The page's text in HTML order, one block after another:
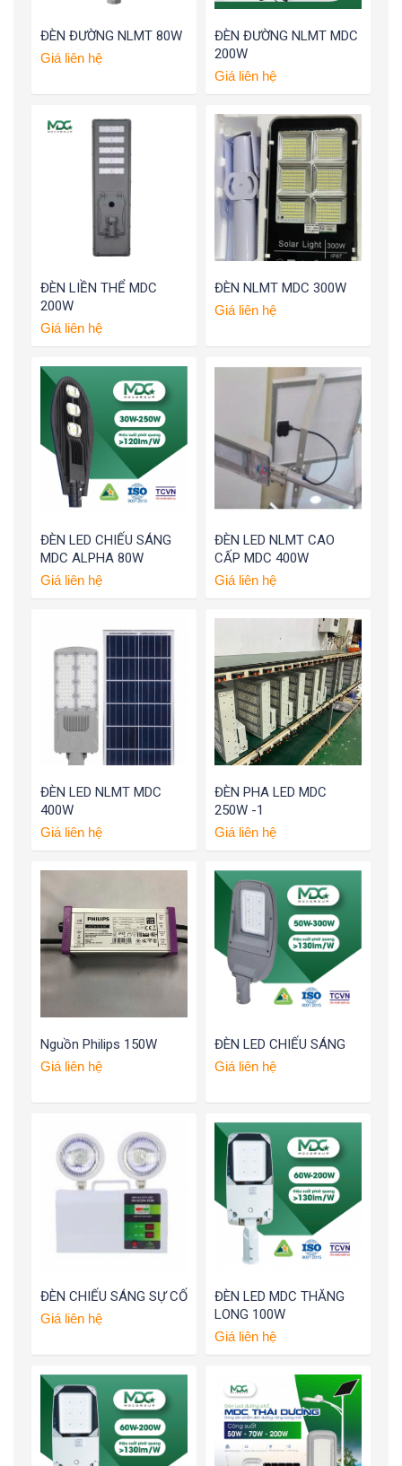
ĐÈN ĐƯỜNG NLMT 80W
Giá liên hệ
ĐÈN ĐƯỜNG NLMT MDC
200W
Giá liên hệ
ĐÈN LIỀN THỂ MDC
200W
Giá liên hệ
ĐÈN NLMT MDC 300W
Giá liên hệ
ĐÈN LED CHIẾU SÁNG
MDC ALPHA 80W
Giá liên hệ
ĐÈN LED NLMT CAO
CẤP MDC 400W
Giá liên hệ
ĐÈN LED NLMT MDC
400W
Giá liên hệ
ĐÈN PHA LED MDC
250W -1
Giá liên hệ
Nguồn Philips 150W
Giá liên hệ
ĐÈN LED CHIẾU SÁNG
Giá liên hệ
ĐÈN CHIẾU SÁNG SỰ CỐ
Giá liên hệ
ĐÈN LED MDC THĂNG
LONG 100W
Giá liên hệ